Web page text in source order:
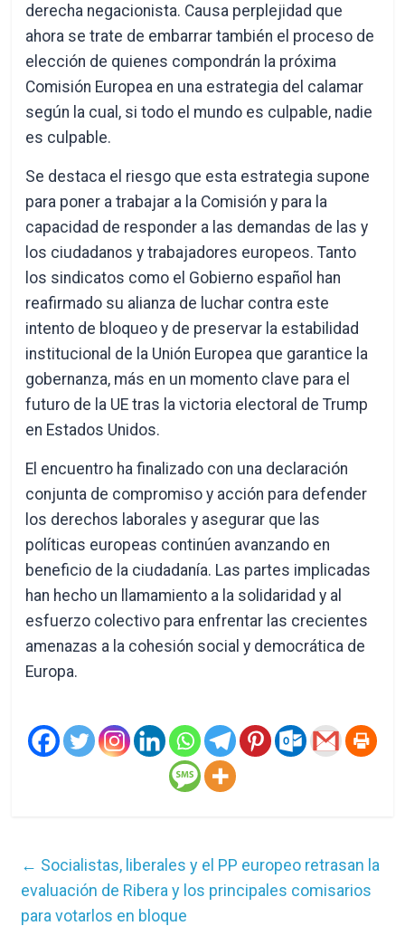
derecha negacionista. Causa perplejidad que
ahora se trate de embarrar también el proceso de
elección de quienes compondrán la próxima
Comisión Europea en una estrategia del calamar
según la cual, si todo el mundo es culpable, nadie
es culpable.
Se destaca el riesgo que esta estrategia supone
para poner a trabajar a la Comisión y para la
capacidad de responder a las demandas de las y
los ciudadanos y trabajadores europeos. Tanto
los sindicatos como el Gobierno español han
reafirmado su alianza de luchar contra este
intento de bloqueo y de preservar la estabilidad
institucional de la Unión Europea que garantice la
gobernanza, más en un momento clave para el
futuro de la UE tras la victoria electoral de Trump
en Estados Unidos.
El encuentro ha finalizado con una declaración
conjunta de compromiso y acción para defender
los derechos laborales y asegurar que las
políticas europeas continúen avanzando en
beneficio de la ciudadanía. Las partes implicadas
han hecho un llamamiento a la solidaridad y al
esfuerzo colectivo para enfrentar las crecientes
amenazas a la cohesión social y democrática de
Europa.
← Socialistas, liberales y el PP europeo retrasan la
evaluación de Ribera y los principales comisarios
para votarlos en bloque